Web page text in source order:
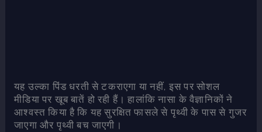
यह उल्‍का पिंड धरती से टकराएगा या नहीं, इस पर सोशल
मीडिया पर खूब बातें हो रही हैं। हालांकि नासा के वैज्ञानिकों ने
आश्‍वस्‍त किया है कि यह सुरक्षित फासले से पृथ्‍वी के पास से गुजर
जाएगा और पृथ्‍वी बच जाएगी।